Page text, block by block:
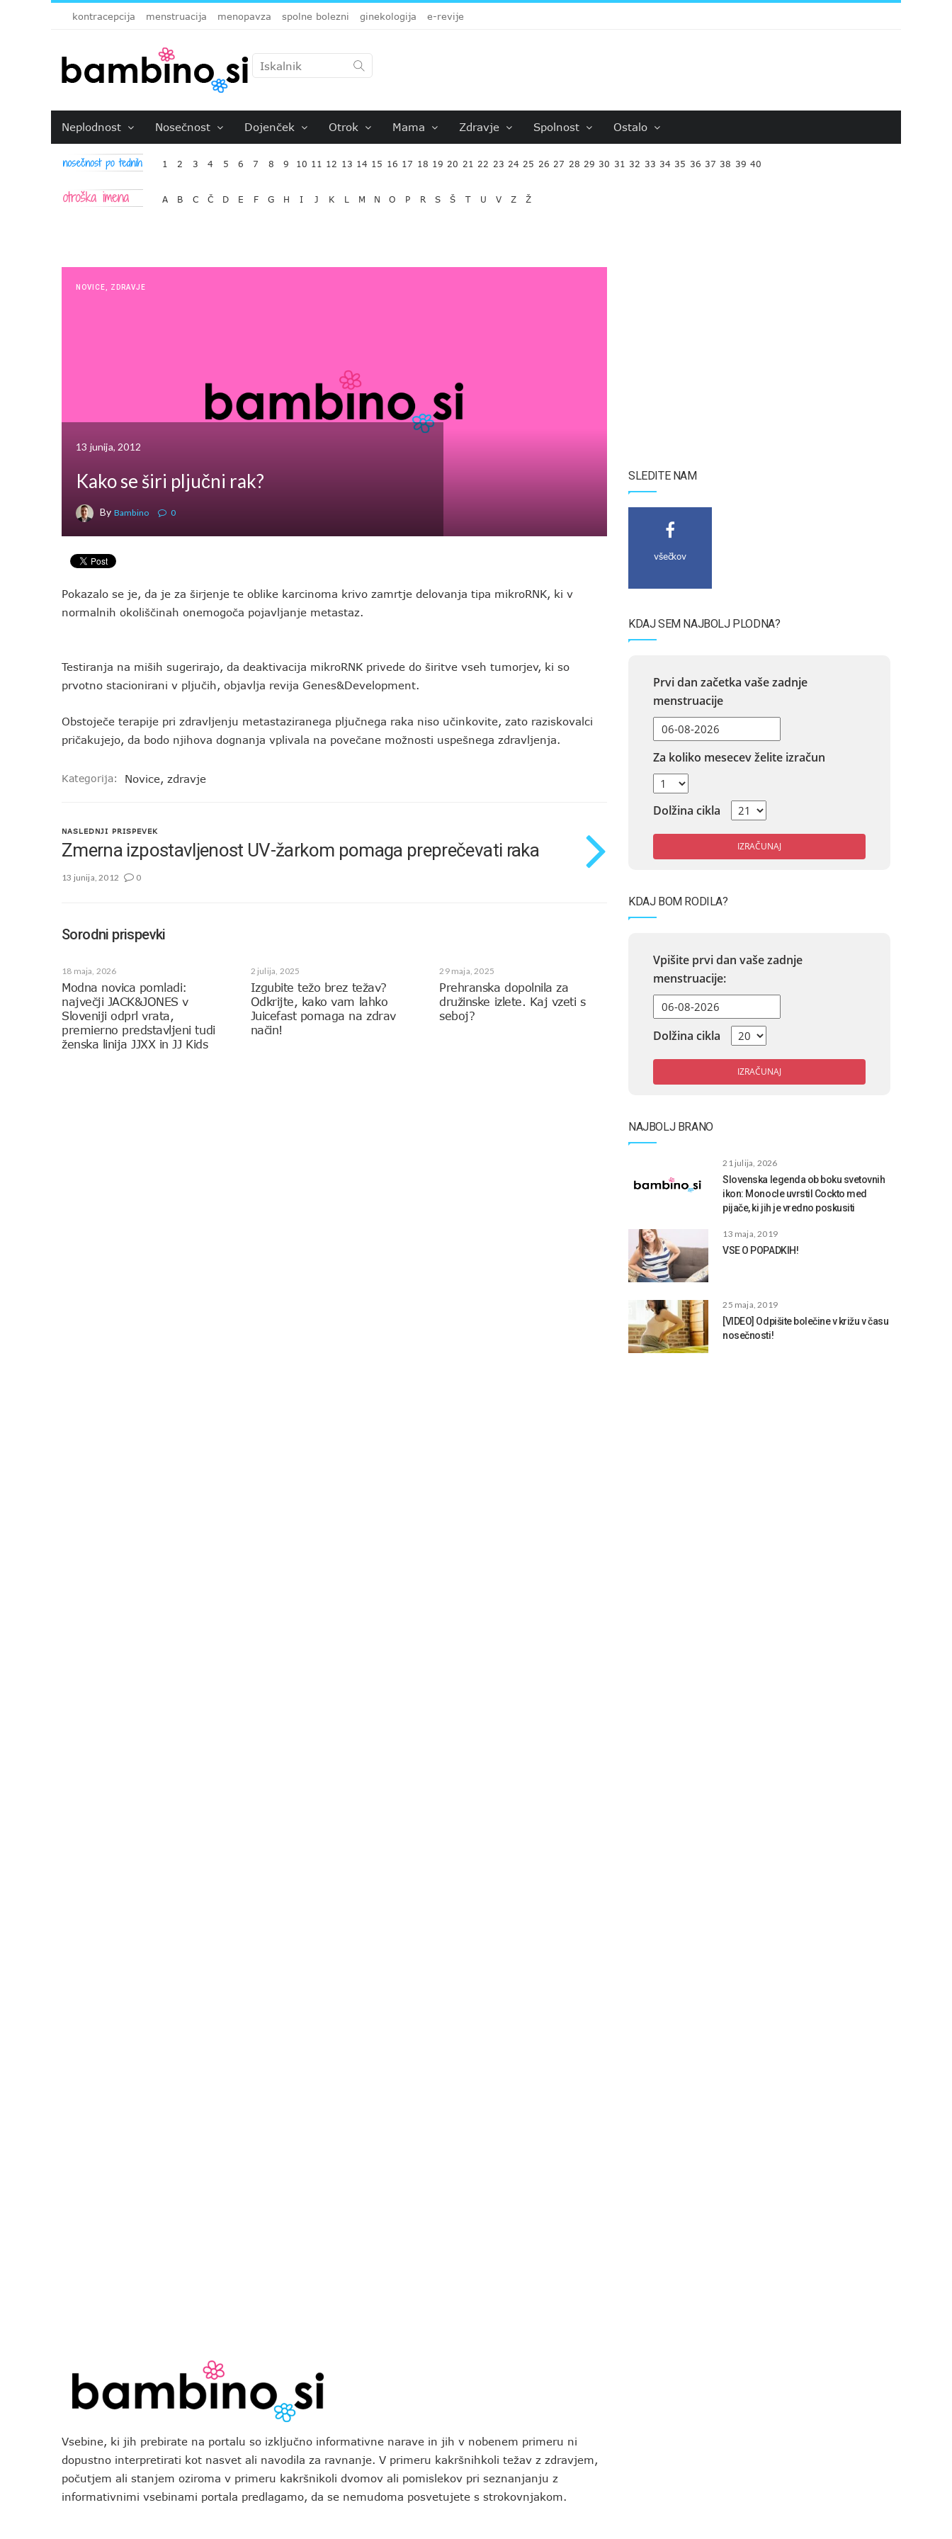
kontracepcija menstruacija menopavza spolne bolezni ginekologija e-revije
Neplodnost Nosečnost Dojenček Otrok Mama Zdravje Spolnost Ostalo
1 2 3 4 5 6 7 8 9 10 11 12 13 14 15 16 17 18 19 20 21 22 23 24 25 26 27 28 29 30 31 32 33 34 35 36 37 38 39 40
A B C Č D E F G H I J K L M N O P R S Š T U V Z Ž
NOVICE ZDRAVJE
13 junija, 2012
Kako se širi pljučni rak?
By Bambino 0
Pokazalo se je, da je za širjenje te oblike karcinoma krivo zamrtje delovanja tipa mikroRNK, ki v
normalnih okoliščinah onemogoča pojavljanje metastaz.
Testiranja na miših sugerirajo, da deaktivacija mikroRNK privede do širitve vseh tumorjev, ki so
prvotno stacionirani v pljučih, objavlja revija Genes&Development.
Obstoječe terapije pri zdravljenju metastaziranega pljučnega raka niso učinkovite, zato raziskovalci
pričakujejo, da bodo njihova dognanja vplivala na povečane možnosti uspešnega zdravljenja.
Kategorija: Novice, zdravje
NASLEDNJI PRISPEVEK
Zmerna izpostavljenost UV-žarkom pomaga preprečevati raka
13 junija, 2012 0
Sorodni prispevki
18 maja, 2026
Modna novica pomladi:
največji JACK&JONES v
Sloveniji odprl vrata,
premierno predstavljeni tudi
ženska linija JJXX in JJ Kids
2 julija, 2025
Izgubite težo brez težav?
Odkrijte, kako vam lahko
Juicefast pomaga na zdrav
način!
29 maja, 2025
Prehranska dopolnila za
družinske izlete. Kaj vzeti s
seboj?
SLEDITE NAM
všečkov
KDAJ SEM NAJBOLJ PLODNA?
Prvi dan začetka vaše zadnje
menstruacije
Za koliko mesecev želite izračun
Dolžina cikla
IZRAČUNAJ
KDAJ BOM RODILA?
Vpišite prvi dan vaše zadnje
menstruacije:
Dolžina cikla
IZRAČUNAJ
NAJBOLJ BRANO
21 julija, 2026
Slovenska legenda ob boku svetovnih
ikon: Monocle uvrstil Cockto med
pijače, ki jih je vredno poskusiti
13 maja, 2019
VSE O POPADKIH!
25 maja, 2019
[VIDEO] Odpišite bolečine v križu v času
nosečnosti!
Vsebine, ki jih prebirate na portalu so izključno informativne narave in jih v nobenem primeru ni
dopustno interpretirati kot nasvet ali navodila za ravnanje. V primeru kakršnihkoli težav z zdravjem,
počutjem ali stanjem oziroma v primeru kakršnikoli dvomov ali pomislekov pri seznanjanju z
informativnimi vsebinami portala predlagamo, da se nemudoma posvetujete s strokovnjakom.